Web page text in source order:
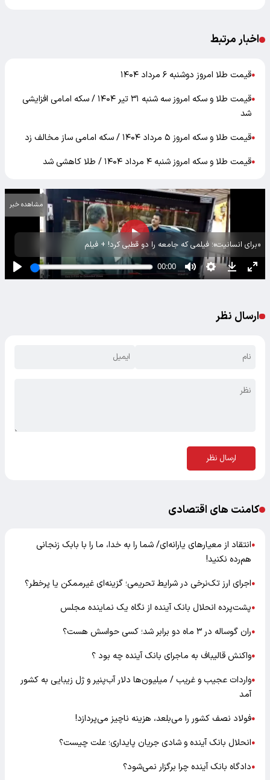
اخبار مرتبط
●قیمت طلا امروز دوشنبه ۶ مرداد ۱۴۰۴
●
قیمت طلا و سکه امروز سه شنبه ۳۱ تیر ۱۴۰۴ / سکه امامی افزایشی
شد
●قیمت طلا و سکه امروز ۵ مرداد ۱۴۰۴ / سکه امامی ساز مخالف زد
●قیمت طلا و سکه امروز شنبه ۴ مرداد ۱۴۰۴ / طلا کاهشی شد
«برای انسانیت»؛ فیلمی که جامعه را دو قطبی کرد! + فیلم
مشاهده خبر
ارسال نظر
ارسال نظر
کامنت های اقتصادی
●انتقاد از معیارهای یارانه‌ای/ شما را به خدا، ما را با بابک زنجانی
هم‌رده نکنید!
●اجرای ارز تک‌نرخی در شرایط تحریمی؛ گزینه‌ای غیرممکن یا پرخطر؟
●پشت‌پرده انحلال بانک آینده از نگاه یک نماینده مجلس
●ران گوساله در ۳ ماه دو برابر شد؛ کسی حواسش هست؟
●واکنش قالیباف به ماجرای بانک آینده چه بود ؟
●واردات عجیب و غریب / میلیون‌ها دلار آب‌پنیر و ژل زیبایی به کشور
آمد
●فولاد نصف کشور را می‌بلعد، هزینه ناچیز می‌پردازد!
●انحلال بانک آینده و شادی جریان پایداری؛ علت چیست؟
●دادگاه بانک آینده چرا برگزار نمی‌شود؟